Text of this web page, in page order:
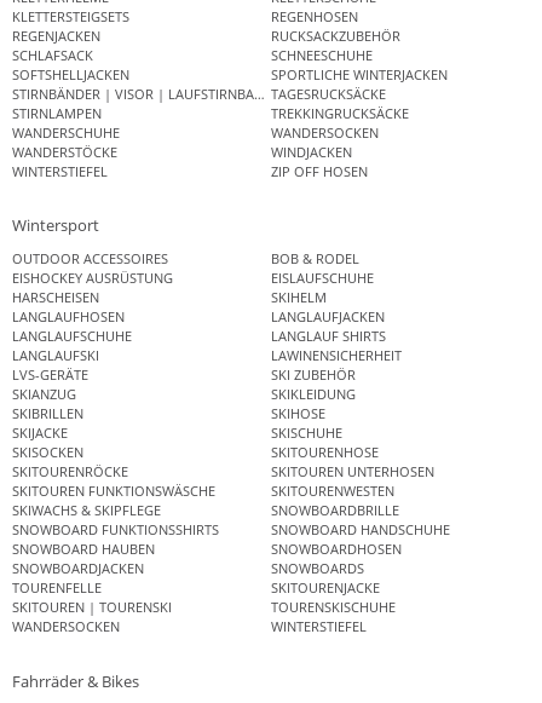
KLETTERSTEIGSETS
REGENHOSEN
REGENJACKEN
RUCKSACKZUBEHÖR
SCHLAFSACK
SCHNEESCHUHE
SOFTSHELLJACKEN
SPORTLICHE WINTERJACKEN
STIRNBÄNDER | VISOR | LAUFSTIRNBANDTAGESRUCKSÄCKE
STIRNLAMPEN
TREKKINGRUCKSÄCKE
WANDERSCHUHE
WANDERSOCKEN
WANDERSTÖCKE
WINDJACKEN
WINTERSTIEFEL
ZIP OFF HOSEN
Wintersport
OUTDOOR ACCESSOIRES
BOB & RODEL
EISHOCKEY AUSRÜSTUNG
EISLAUFSCHUHE
HARSCHEISEN
SKIHELM
LANGLAUFHOSEN
LANGLAUFJACKEN
LANGLAUFSCHUHE
LANGLAUF SHIRTS
LANGLAUFSKI
LAWINENSICHERHEIT
LVS-GERÄTE
SKI ZUBEHÖR
SKIANZUG
SKIKLEIDUNG
SKIBRILLEN
SKIHOSE
SKIJACKE
SKISCHUHE
SKISOCKEN
SKITOURENHOSE
SKITOURENRÖCKE
SKITOUREN UNTERHOSEN
SKITOUREN FUNKTIONSWÄSCHE
SKITOURENWESTEN
SKIWACHS & SKIPFLEGE
SNOWBOARDBRILLE
SNOWBOARD FUNKTIONSSHIRTS
SNOWBOARD HANDSCHUHE
SNOWBOARD HAUBEN
SNOWBOARDHOSEN
SNOWBOARDJACKEN
SNOWBOARDS
TOURENFELLE
SKITOURENJACKE
SKITOUREN | TOURENSKI
TOURENSKISCHUHE
WANDERSOCKEN
WINTERSTIEFEL
Fahrräder & Bikes